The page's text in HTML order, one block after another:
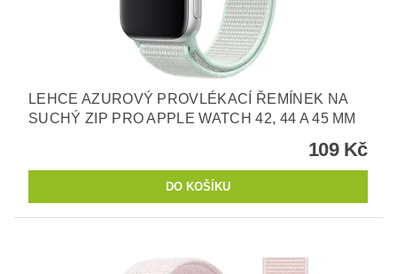
LEHCE AZUROVÝ PROVLÉKACÍ ŘEMÍNEK NA
SUCHÝ ZIP PRO APPLE WATCH 42, 44 A 45 MM
109 Kč